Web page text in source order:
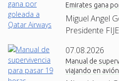
Emirates gana
Miguel Angel
Presidente
07.08.2026
Manual de
viajando en avión